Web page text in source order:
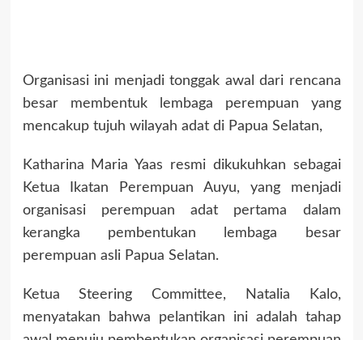
Organisasi ini menjadi tonggak awal dari rencana
besar membentuk lembaga perempuan yang
mencakup tujuh wilayah adat di Papua Selatan,
Katharina Maria Yaas resmi dikukuhkan sebagai
Ketua Ikatan Perempuan Auyu, yang menjadi
organisasi perempuan adat pertama dalam
kerangka pembentukan lembaga besar
perempuan asli Papua Selatan.
Ketua Steering Committee, Natalia Kalo,
menyatakan bahwa pelantikan ini adalah tahap